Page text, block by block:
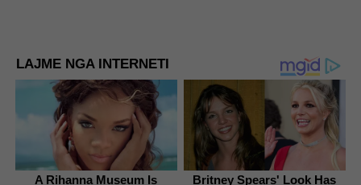
LAJME NGA INTERNETI
A Rihanna Museum Is Britney Spears' Look Has